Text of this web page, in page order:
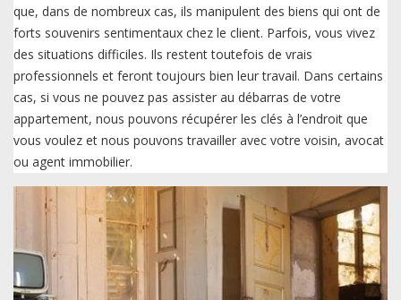
que, dans de nombreux cas, ils manipulent des biens qui ont de
forts souvenirs sentimentaux chez le client. Parfois, vous vivez
des situations difficiles. Ils restent toutefois de vrais
professionnels et feront toujours bien leur travail. Dans certains
cas, si vous ne pouvez pas assister au débarras de votre
appartement, nous pouvons récupérer les clés à l’endroit que
vous voulez et nous pouvons travailler avec votre voisin, avocat
ou agent immobilier.